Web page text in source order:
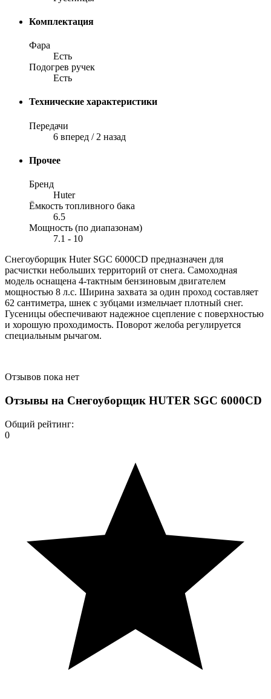
Комплектация
Фара
Есть
Подогрев ручек
Есть
Технические характеристики
Передачи
6 вперед / 2 назад
Прочее
Бренд
Huter
Ёмкость топливного бака
6.5
Мощность (по диапазонам)
7.1 - 10
Снегоуборщик Huter SGC 6000CD предназначен для
расчистки небольших территорий от снега. Самоходная
модель оснащена 4-тактным бензиновым двигателем
мощностью 8 л.с. Ширина захвата за один проход составляет
62 сантиметра, шнек с зубцами измельчает плотный снег.
Гусеницы обеспечивают надежное сцепление с поверхностью
и хорошую проходимость. Поворот желоба регулируется
специальным рычагом.
Отзывов пока нет
Отзывы на Снегоуборщик HUTER SGC 6000CD
Общий рейтинг:
0